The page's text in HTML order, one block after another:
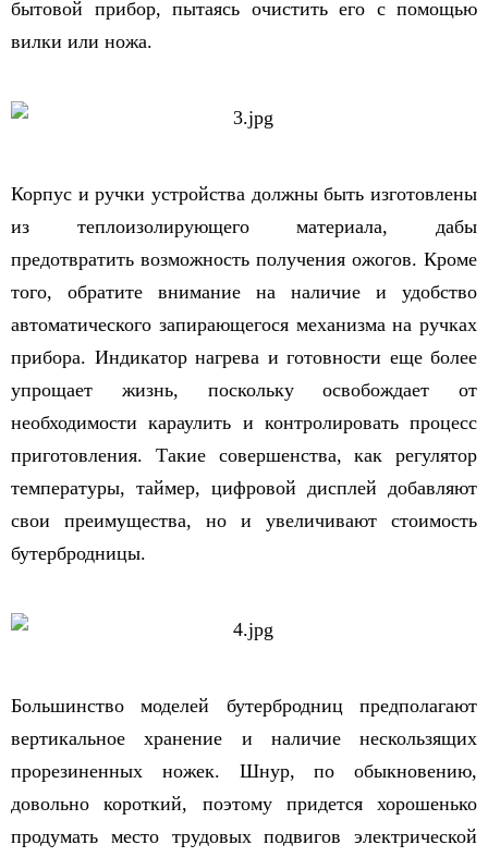
бытовой прибор, пытаясь очистить его с помощью
вилки или ножа.
Корпус и ручки устройства должны быть изготовлены
из теплоизолирующего материала, дабы
предотвратить возможность получения ожогов. Кроме
того, обратите внимание на наличие и удобство
автоматического запирающегося механизма на ручках
прибора. Индикатор нагрева и готовности еще более
упрощает жизнь, поскольку освобождает от
необходимости караулить и контролировать процесс
приготовления. Такие совершенства, как регулятор
температуры, таймер, цифровой дисплей добавляют
свои преимущества, но и увеличивают стоимость
бутербродницы.
Большинство моделей бутербродниц предполагают
вертикальное хранение и наличие нескользящих
прорезиненных ножек. Шнур, по обыкновению,
довольно короткий, поэтому придется хорошенько
продумать место трудовых подвигов электрической